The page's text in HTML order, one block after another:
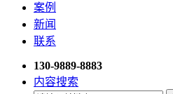
案例
新闻
联系
130-9889-8883
内容搜索